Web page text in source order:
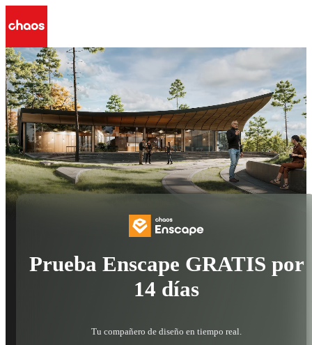
Prueba Enscape GRATIS por
14 días
Tu compañero de diseño en tiempo real.